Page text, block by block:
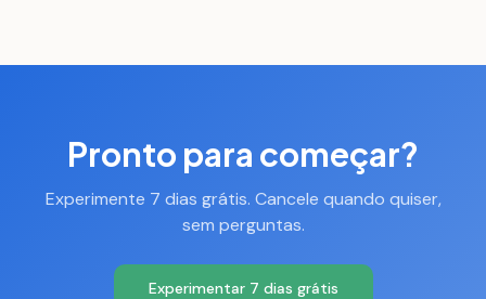
Pronto para começar?
Experimente 7 dias grátis. Cancele quando quiser,
sem perguntas.
Experimentar 7 dias grátis